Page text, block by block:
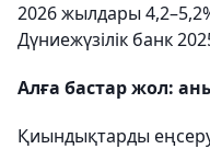
2026 жылдары
Дүниежүзілік банк
Алға бастар жол:
Қиындықтарды